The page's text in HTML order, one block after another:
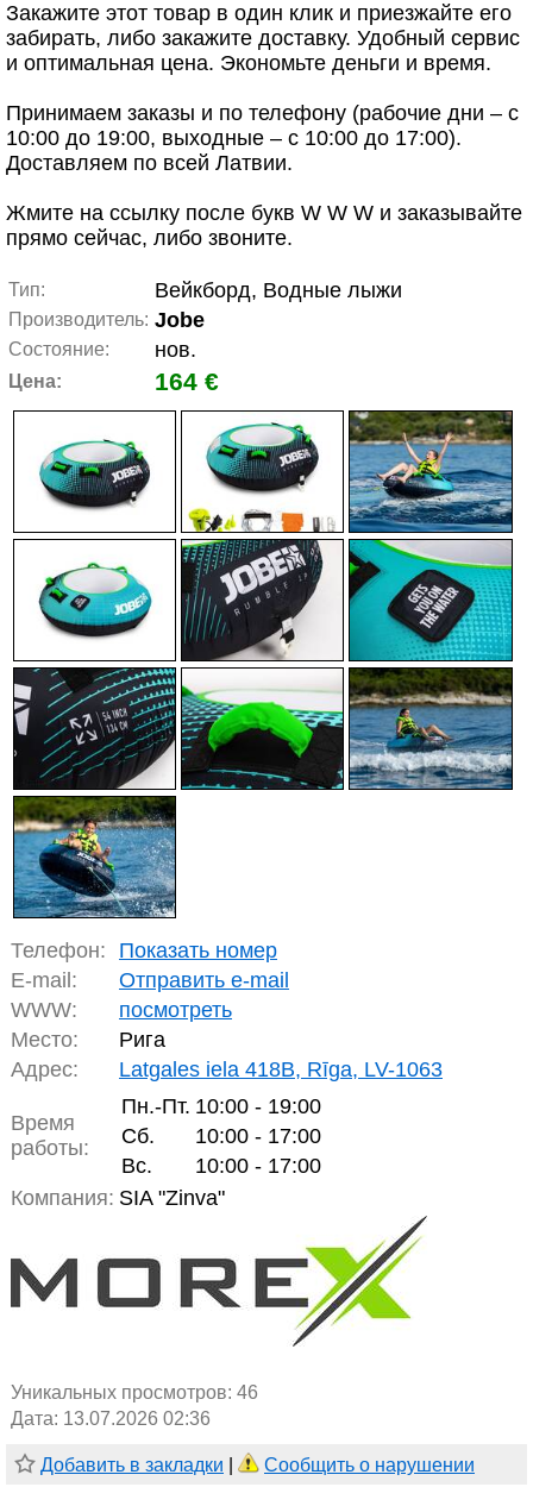
Закажите этот товар в один клик и приезжайте его
забирать, либо закажите доставку. Удобный сервис
и оптимальная цена. Экономьте деньги и время.
Принимаем заказы и по телефону (рабочие дни – с
10:00 до 19:00, выходные – с 10:00 до 17:00).
Доставляем по всей Латвии.
Жмите на ссылку после букв W W W и заказывайте
прямо сейчас, либо звоните.
Тип: Вейкборд, Водные лыжи
Производитель: Jobe
Состояние: нов.
Цена: 164 €
Телефон:
Показать номер
E-mail:
Отправить e-mail
WWW:
посмотреть
Место:
Рига
Адрес:
Latgales iela 418B, Rīga, LV-1063
Время
работы:
Пн.-Пт. 10:00 - 19:00
Сб.
10:00 - 17:00
Вс.
10:00 - 17:00
Компания: SIA "Zinva"
Уникальных просмотров: 46
Дата: 13.07.2026 02:36
Добавить в закладки Сообщить о нарушении